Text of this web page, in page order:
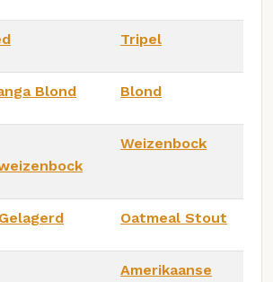
Tripel
Blond Blond
Weizenbock
Oatmeal Stout
Amerikaanse